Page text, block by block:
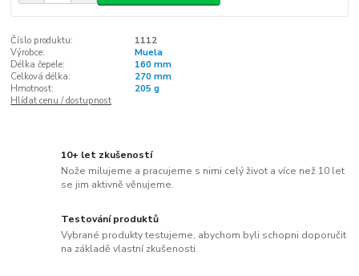
Číslo produktu:
1112
Výrobce:
Muela
Délka čepele:
160 mm
Celková délka:
270 mm
Hmotnost:
205 g
Hlídat cenu / dostupnost
10+ let zkušeností
Nože milujeme a pracujeme s nimi celý život a více než 10 let
se jim aktivně věnujeme.
Testování produktů
Vybrané produkty testujeme, abychom byli schopni doporučit
na základě vlastní zkušenosti